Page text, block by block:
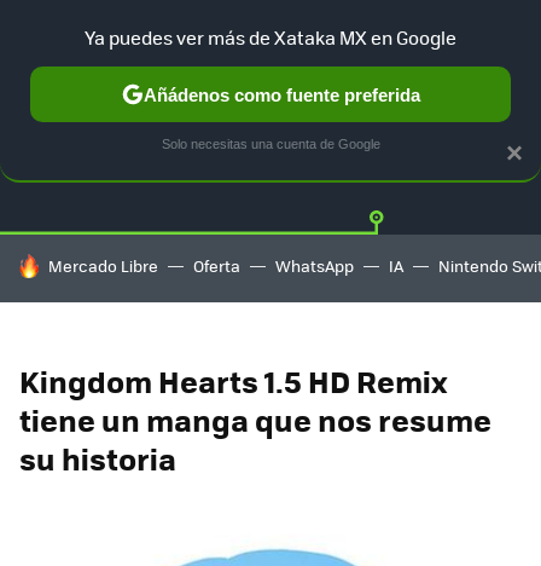
Twitter
HOY SE HABLA DE
Mercado Libre Oferta WhatsApp IA Nintendo
Kingdom Hearts 1.5 HD Remix
tiene un manga que nos resume
su historia
×
Ya puedes ver más de Xataka MX en Google
Añádenos como fuente preferida
Solo necesitas una cuenta de Google